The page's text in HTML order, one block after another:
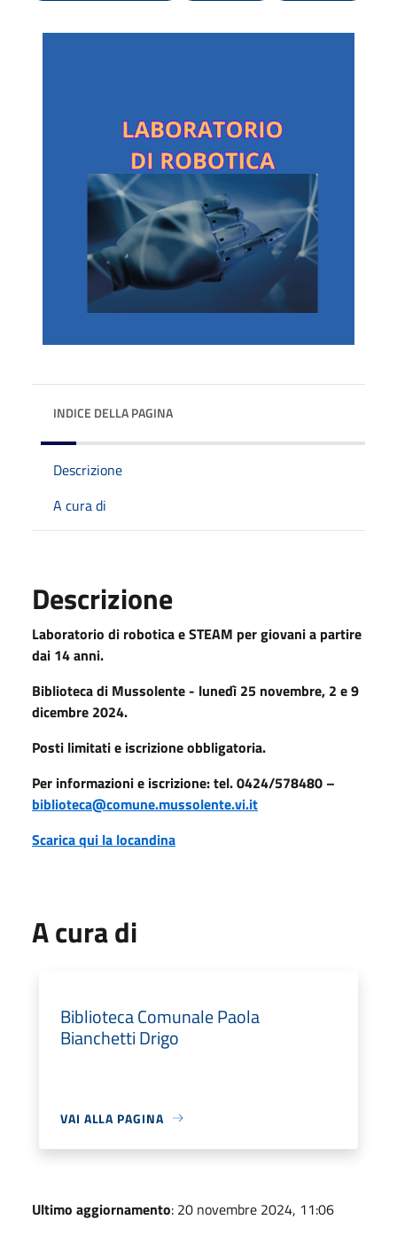
INDICE DELLA PAGINA
Descrizione
A cura di
Descrizione
Laboratorio di robotica e STEAM per giovani a partire
dai 14 anni.
Biblioteca di Mussolente - lunedì 25 novembre, 2 e 9
dicembre 2024.
Posti limitati e iscrizione obbligatoria.
Per informazioni e iscrizione: tel. 0424/578480 –
biblioteca@comune.mussolente.vi.it
Scarica qui la locandina
A cura di
Biblioteca Comunale Paola
Bianchetti Drigo
VAI ALLA PAGINA
Ultimo aggiornamento: 20 novembre 2024, 11:06